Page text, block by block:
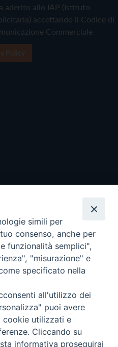
aderito allo IAP (Istituto
accettando il Codice di
Commerciale
i diritti riservati - Vita
Torna
simili per
consenso, anche per
funzionalità semplici",
"misurazione" e
specificato nella
all'utilizzo dei
puoi avere
cookie utilizzati e
Cliccando su
informativa proseguirai